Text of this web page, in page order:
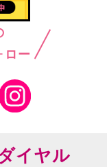
ロー
イヤル